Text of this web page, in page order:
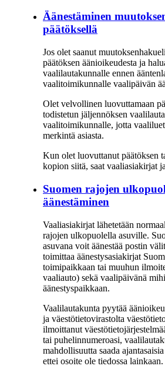
Äänestäminen
päätöksellä
Jos olet saanut
päätöksen äänioikeudesta ja
vaalilautakunnalle ennen
vaalitoimikunnalle vaalipäivän
Olet velvollinen luovuttamaan
todistetun jäljennöksen
vaalitoimikunnalle, jotta
merkintä asiasta.
Kun olet luovuttanut päätöksen
kopion siitä, saat vaaliasiakirjat
Suomen rajojen
äänestäminen
Vaaliasiakirjat lähetetään
rajojen ulkopuolella asuville.
asuvana voit äänestää postin
toimittaa äänestysasiakirjat
toimipaikkaan tai muuhun
vaaliauto) sekä vaalipäivänä
äänestyspaikkaan.
Vaalilautakunta pyytää
ja väestötietovirastolta
ilmoittanut
tai puhelinnumeroasi,
mahdollisuutta saada
ettei osoite ole tiedossa lainkaan.